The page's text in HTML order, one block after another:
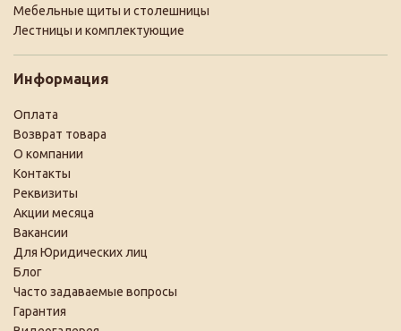
Мебельные щиты и столешницы
Лестницы и комплектующие
Информация
Оплата
Возврат товара
О компании
Контакты
Реквизиты
Акции месяца
Вакансии
Для Юридических лиц
Блог
Часто задаваемые вопросы
Гарантия